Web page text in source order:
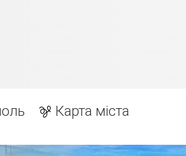
Карта міста